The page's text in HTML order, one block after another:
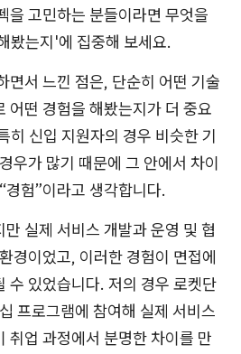
을 고민하는 분들이라면 무엇을
봤는지'에 집중해 보세요.
면서 느낀 점은, 단순히 어떤 기술
어떤 경험을 해봤는지가 더 중요
히 신입 지원자의 경우 비슷한 기
우가 많기 때문에 그 안에서 차이
험”이라고 생각합니다.
실제 서비스 개발과 운영 및 협
경이었고, 이러한 경험이 면접에
수 있었습니다. 저의 경우 로켓단
프로그램에 참여해 실제 서비스
취업 과정에서 분명한 차이를 만